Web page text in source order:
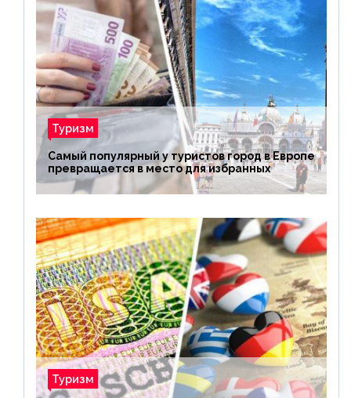
Туризм
Самый популярный у туристов город в Европе
превращается в место для избранных
Туризм